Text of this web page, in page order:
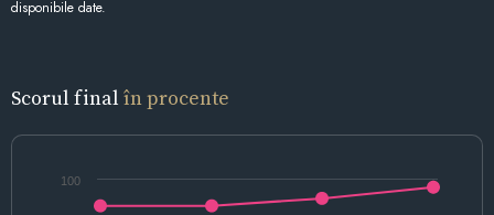
disponibile date.
Scorul final în procente
100